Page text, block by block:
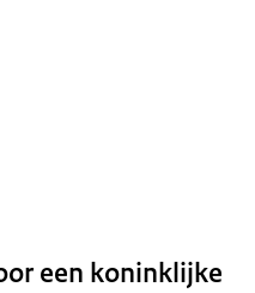
een koninklijke